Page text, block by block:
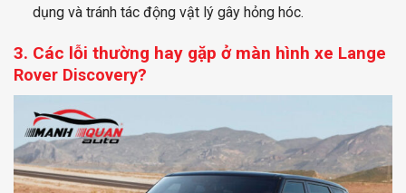
dụng và tránh tác động vật lý gây hỏng hóc.
3. Các lỗi thường hay gặp ở màn hình xe Lange
Rover Discovery?